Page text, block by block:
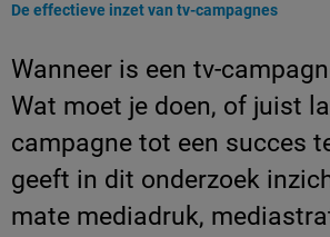
Huidige pagina:
De effectieve inzet van tv-campagnes
Wanneer is een tv-
Wat moet je doen, of juist
campagne tot een succes
geeft in dit onderzoek
mate mediadruk,